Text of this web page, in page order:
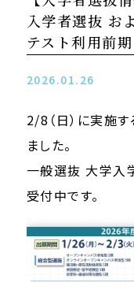
入学者選抜 お
テスト利用前期
2026.01.26
2/8（日）に実施
ました。
一般選抜 大学入
受付中です。